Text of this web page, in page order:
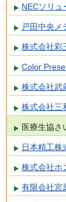
NECソリュ
戸田中央メ
株式会社彩
Color
株式会社武
株式会社三
医療生協さ
日本精工株
株式会社ホ
有限会社宮